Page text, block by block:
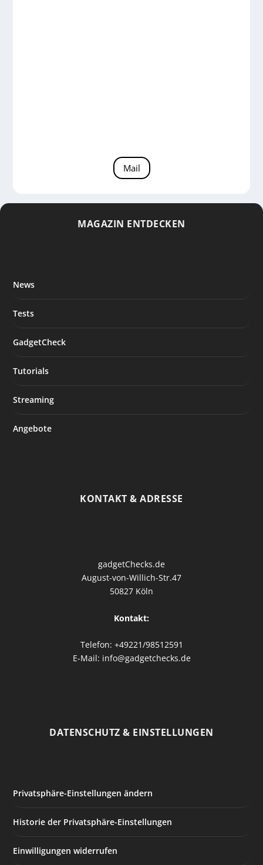
Mail
MAGAZIN ENTDECKEN
News
Tests
GadgetCheck
Tutorials
Streaming
Angebote
KONTAKT & ADRESSE
gadgetChecks.de
August-von-Willich-Str.47
50827 Köln
Kontakt:
Telefon: +49221/98512591
E-Mail: info@gadgetchecks.de
DATENSCHUTZ & EINSTELLUNGEN
Privatsphäre-Einstellungen ändern
Historie der Privatsphäre-Einstellungen
Einwilligungen widerrufen